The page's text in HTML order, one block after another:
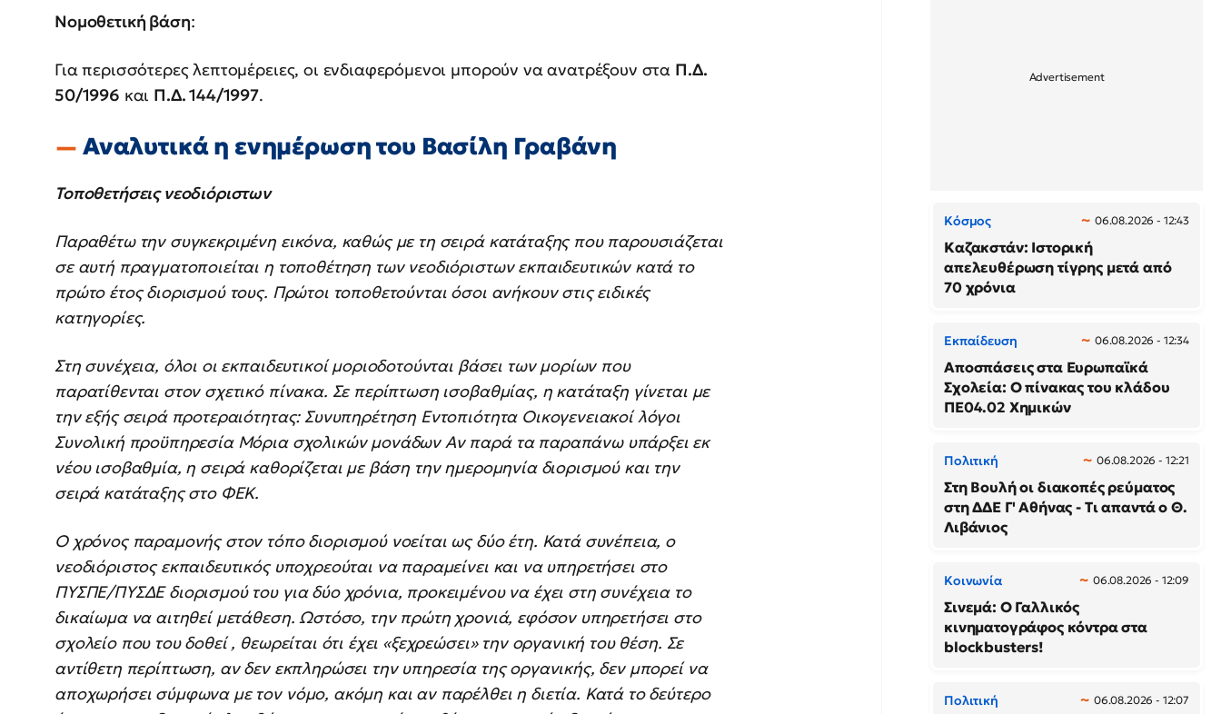
Νομοθετική βάση:
Για περισσότερες λεπτομέρειες, οι ενδιαφερόμενοι μπορούν να ανατρέξουν στα Π.Δ.
50/1996 και Π.Δ. 144/1997.
Αναλυτικά η ενημέρωση του Βασίλη Γραβάνη
Τοποθετήσεις νεοδιόριστων
Παραθέτω την συγκεκριμένη εικόνα, καθώς με τη σειρά κατάταξης που παρουσιάζεται
σε αυτή πραγματοποιείται η τοποθέτηση των νεοδιόριστων εκπαιδευτικών κατά το
πρώτο έτος διορισμού τους. Πρώτοι τοποθετούνται όσοι ανήκουν στις ειδικές
κατηγορίες.
Στη συνέχεια, όλοι οι εκπαιδευτικοί μοριοδοτούνται βάσει των μορίων που
παρατίθενται στον σχετικό πίνακα. Σε περίπτωση ισοβαθμίας, η κατάταξη γίνεται με
την εξής σειρά προτεραιότητας: Συνυπηρέτηση Εντοπιότητα Οικογενειακοί λόγοι
Συνολική προϋπηρεσία Μόρια σχολικών μονάδων Αν παρά τα παραπάνω υπάρξει εκ
νέου ισοβαθμία, η σειρά καθορίζεται με βάση την ημερομηνία διορισμού και την
σειρά κατάταξης στο ΦΕΚ.
Ο χρόνος παραμονής στον τόπο διορισμού νοείται ως δύο έτη. Κατά συνέπεια, ο
νεοδιόριστος εκπαιδευτικός υποχρεούται να παραμείνει και να υπηρετήσει στο
ΠΥΣΠΕ/ΠΥΣΔΕ διορισμού του για δύο χρόνια, προκειμένου να έχει στη συνέχεια το
δικαίωμα να αιτηθεί μετάθεση. Ωστόσο, την πρώτη χρονιά, εφόσον υπηρετήσει στο
σχολείο που του δοθεί , θεωρείται ότι έχει «ξεχρεώσει» την οργανική του θέση. Σε
αντίθετη περίπτωση, αν δεν εκπληρώσει την υπηρεσία της οργανικής, δεν μπορεί να
αποχωρήσει σύμφωνα με τον νόμο, ακόμη και αν παρέλθει η διετία. Κατά το δεύτερο
Κόσμος 06.08.2026 - 12:43
Καζακστάν: Ιστορική
απελευθέρωση τίγρης μετά από
70 χρόνια
Εκπαίδευση 06.08.2026 - 12:34
Αποσπάσεις στα Ευρωπαϊκά
Σχολεία: Ο πίνακας του κλάδου
ΠΕ04.02 Χημικών
Πολιτική 06.08.2026 - 12:21
Στη Βουλή οι διακοπές ρεύματος
στη ΔΔΕ Γ' Αθήνας - Τι απαντά ο Θ.
Λιβάνιος
Κοινωνία 06.08.2026 - 12:09
Σινεμά: Ο Γαλλικός
κινηματογράφος κόντρα στα
blockbusters!
Πολιτική 06.08.2026 - 12:07